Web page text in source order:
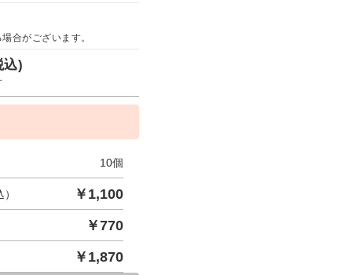
合がございます。
込)
10個
￥ 1,100
￥770
￥ 1,870